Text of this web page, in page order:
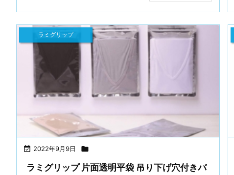
 2022年9月9日 
ラミグリップ
ラミグリップ 片面透明平袋 吊り下げ穴付きバ